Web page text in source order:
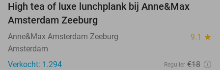
High tea of luxe lunchplank bij Anne&Max
Amsterdam Zeeburg
Anne&Max Amsterdam Zeeburg 9.1 star
Amsterdam
Verkocht: 1.294
Regulier €18